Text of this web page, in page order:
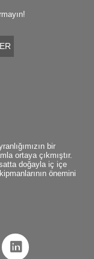
bir
ortaya çıkmıştır.
doğayla iç içe
önemini